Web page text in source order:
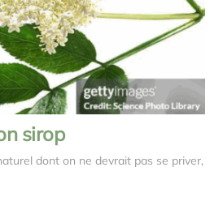
sirop
dont on ne devrait pas se priver,